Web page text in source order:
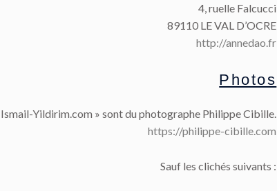
4, ruelle Falcucci
89110 LE VAL D’OCRE
http://annedao.fr
Photos
Yildirim.com » sont du photographe Philippe Cibille.
https://philippe-cibille.com
Sauf les clichés suivants :